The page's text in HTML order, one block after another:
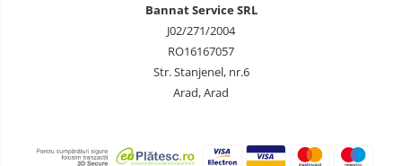
Bannat Service SRL
J02/271/2004
RO16167057
Str. Stanjenel, nr.6
Arad, Arad